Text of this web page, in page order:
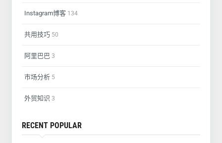
Instagram博客 134
共用技巧 50
阿里巴巴 3
市场分析 5
外贸知识 3
RECENT POPULAR